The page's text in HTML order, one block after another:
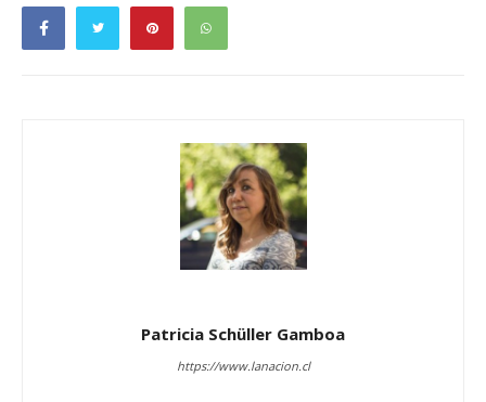
Patricia Schüller Gamboa
https://www.lanacion.cl